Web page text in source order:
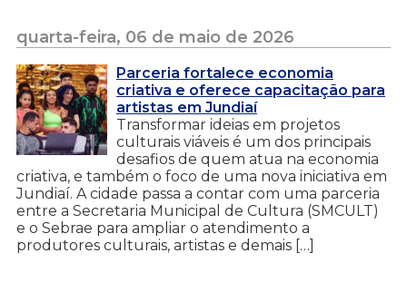
quarta-feira, 06 de maio de 2026
Parceria fortalece economia
criativa e oferece capacitação para
artistas em Jundiaí
Transformar ideias em projetos
culturais viáveis é um dos principais
desafios de quem atua na economia
criativa, e também o foco de uma nova iniciativa em
Jundiaí. A cidade passa a contar com uma parceria
entre a Secretaria Municipal de Cultura (SMCULT)
e o Sebrae para ampliar o atendimento a
produtores culturais, artistas e demais […]